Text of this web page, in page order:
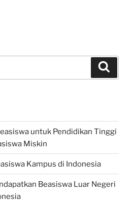
untuk Pendidikan Tinggi
Miskin
Kampus di Indonesia
Beasiswa Luar Negeri